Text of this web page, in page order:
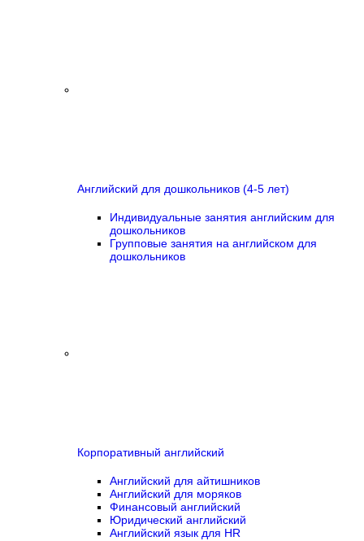
Английский для дошкольников (4-5 лет)
Индивидуальные занятия английским для
дошкольников
Групповые занятия на английском для
дошкольников
Корпоративный английский
Английский для айтишников
Английский для моряков
Финансовый английский
Юридический английский
Английский язык для HR